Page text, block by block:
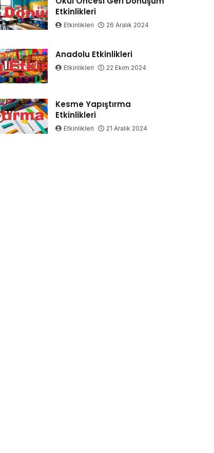
Etkinlikleri
Etkinlikleri 26 Aralık 2024
Anadolu Etkinlikleri
Etkinlikleri 22 Ekim 2024
Kesme Yapıştırma
Etkinlikleri
Etkinlikleri 21 Aralık 2024